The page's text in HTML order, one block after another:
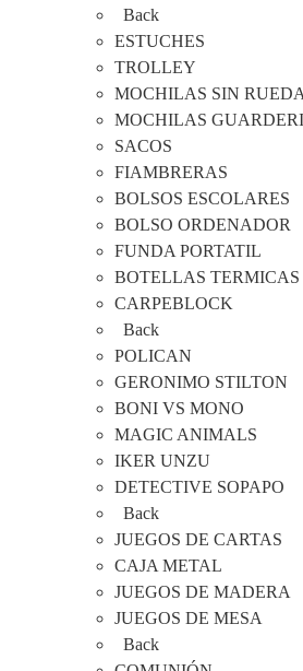
Back
ESTUCHES
TROLLEY
MOCHILAS SIN
MOCHILAS
SACOS
FIAMBRERAS
BOLSOS ESCOLARES
BOLSO ORDENADOR
FUNDA PORTATIL
BOTELLAS TERMICAS
CARPEBLOCK
Back
POLICAN
GERONIMO STILTON
BONI VS MONO
MAGIC ANIMALS
IKER UNZU
DETECTIVE SOPAPO
Back
JUEGOS DE CARTAS
CAJA METAL
JUEGOS DE MADERA
JUEGOS DE MESA
Back